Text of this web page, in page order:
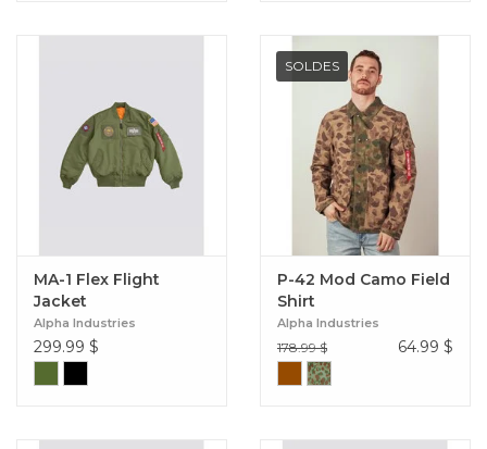
MA-1 Flex Flight
Jacket
Alpha Industries
299.99 $
SOLDES
P-42 Mod Camo Field
Shirt
Alpha Industries
178.99 $ 64.99 $